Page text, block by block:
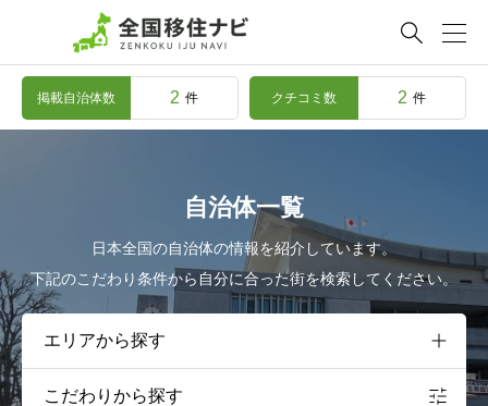

掲載自治体数 2 件 クチコミ数 2 件
自治体一覧
日本全国の自治体の情報を紹介しています。
下記のこだわり条件から自分に合った街を検索してください。
こだわりから探す